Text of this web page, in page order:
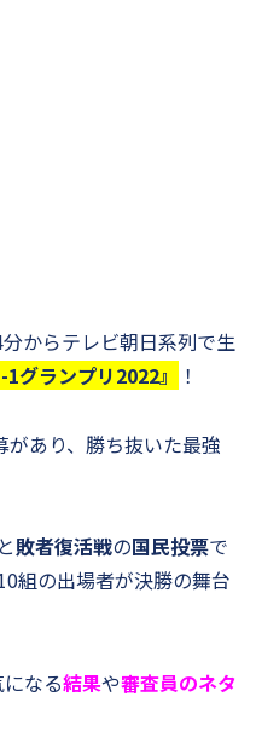
からテレビ朝日系列で生
1グランプリ2022』 ！
あり、勝ち抜いた最強
敗者復活戦の国民投票で
組の出場者が決勝の舞台
なる結果や審査員のネタ